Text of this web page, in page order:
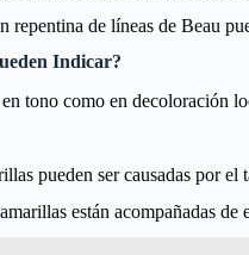
repentina de líneas de Beau
Indicar?
tono como en decoloración
pueden ser causadas por
están acompañadas